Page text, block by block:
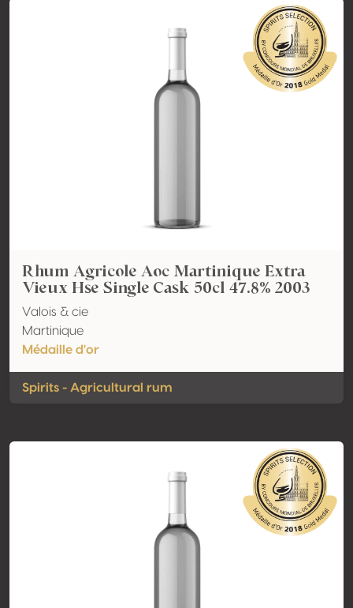
Rhum Agricole Aoc Martinique Extra
Vieux Hse Single Cask 50cl 47.8% 2003
Valois & cie
Martinique
Médaille d'or
Spirits - Agricultural rum